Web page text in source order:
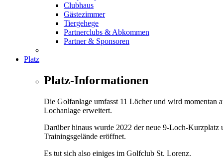
Clubhaus
Gästezimmer
Tiergehege
Partnerclubs & Abkommen
Partner & Sponsoren
Platz
Platz-Informationen
Die Golfanlage umfasst 11 Löcher und wird momentan
Lochanlage erweitert.
Darüber hinaus wurde 2022 der neue 9-Loch-Kurzplatz
Trainingsgelände eröffnet.
Es tut sich also einiges im Golfclub St. Lorenz.